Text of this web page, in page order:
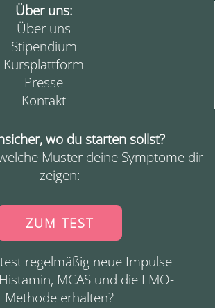
Über uns:
Über uns
Stipendium
Kursplattform
Presse
Kontakt
wo du starten sollst?
Muster deine Symptome dir
zeigen:
ZUM TEST
regelmäßig neue Impulse
MCAS und die LMO-
Methode erhalten?